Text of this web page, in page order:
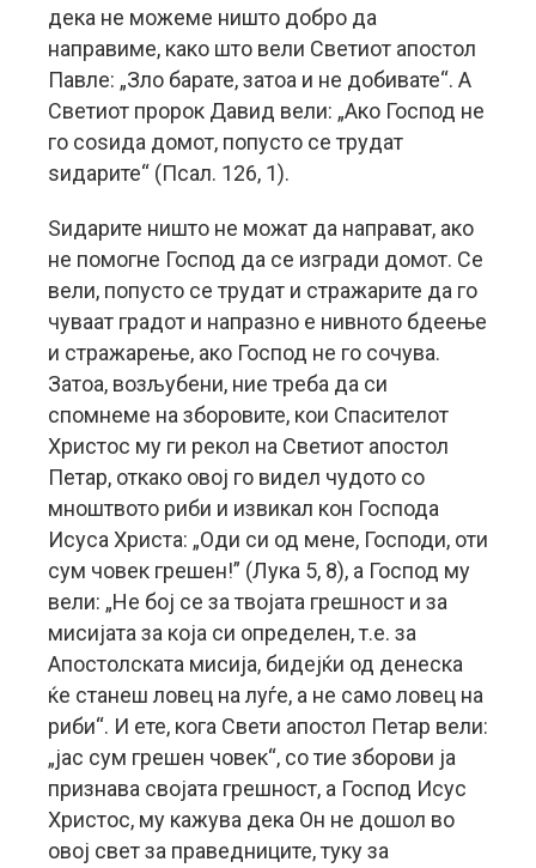
дека не можеме ништо добро да
направиме, како што вели Светиот апостол
Павле: „Зло барате, затоа и не добивате“. А
Светиот пророк Давид вели: „Ако Господ не
го соѕида домот, попусто се трудат
ѕидарите“ (Псал. 126, 1).
Ѕидарите ништо не можат да направат, ако
не помогне Господ да се изгради домот. Се
вели, попусто се трудат и стражарите да го
чуваат градот и напразно е нивното бдеење
и стражарење, ако Господ не го сочува.
Затоа, возљубени, ние треба да си
спомнеме на зборовите, кои Спасителот
Христос му ги рекол на Светиот апостол
Петар, откако овој го видел чудото со
мноштвото риби и извикал кон Господа
Исуса Христа: „Оди си од мене, Господи, оти
сум човек грешен!” (Лука 5, 8), а Господ му
вели: „Не бој се за твојата грешност и за
мисијата за која си определен, т.е. за
Апостолската мисија, бидејќи од денеска
ќе станеш ловец на луѓе, а не само ловец на
риби“. И ете, кога Свети апостол Петар вели:
„јас сум грешен човек“, со тие зборови ја
признава својата грешност, а Господ Исус
Христос, му кажува дека Он не дошол во
овој свет за праведниците, туку за